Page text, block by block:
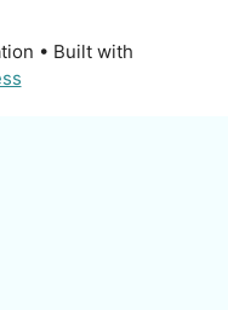
• Built with